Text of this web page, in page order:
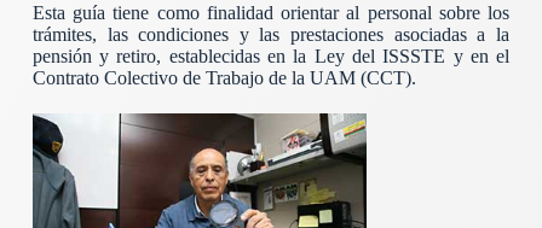
Esta guía tiene como finalidad orientar al personal sobre los
trámites, las condiciones y las prestaciones asociadas a la
pensión y retiro, establecidas en la Ley del ISSSTE y en el
Contrato Colectivo de Trabajo de la UAM (CCT).